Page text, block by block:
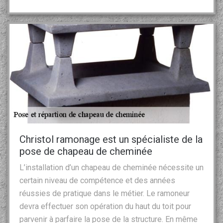
Christol ramonage est un spécialiste de la
pose de chapeau de cheminée
L’installation d’un chapeau de cheminée nécessite un
certain niveau de compétence et des années
réussies de pratique dans le métier. Le ramoneur
devra effectuer son opération du haut du toit pour
parvenir à parfaire la pose de la structure. En même